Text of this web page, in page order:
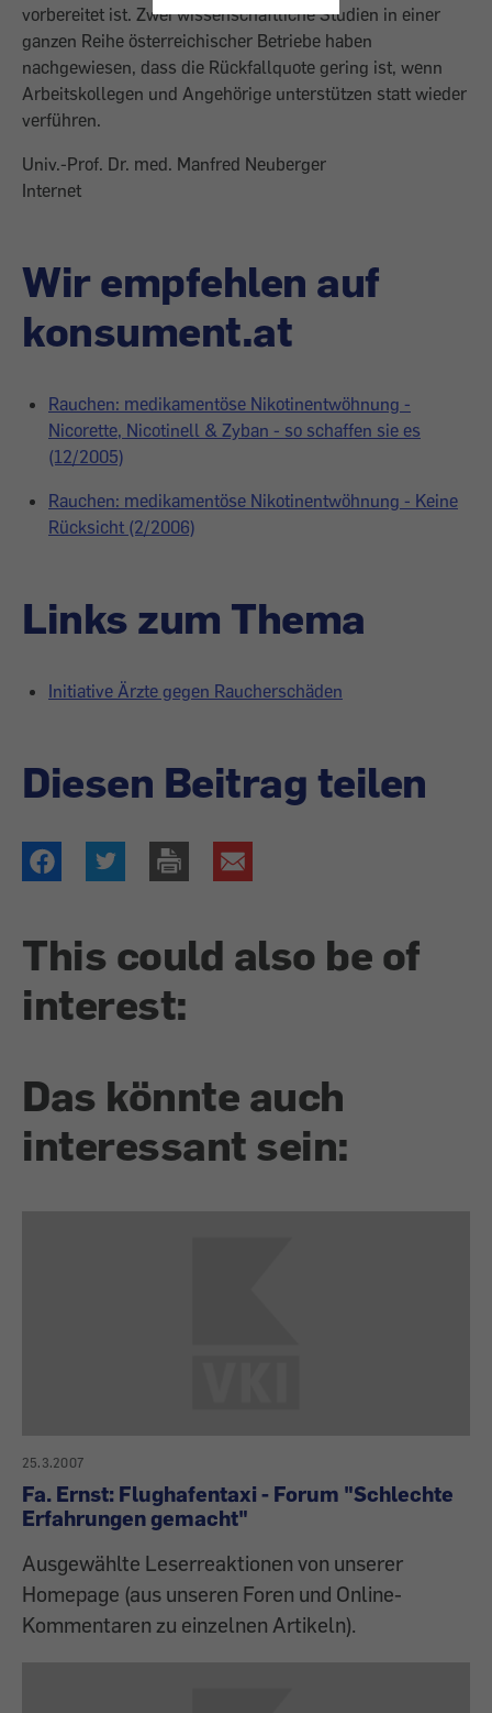
vorbereitet ist. Zwei wissenschaftliche Studien in einer
ganzen Reihe österreichischer Betriebe haben
nachgewiesen, dass die Rückfallquote gering ist, wenn
Arbeitskollegen und Angehörige unterstützen statt wieder
verführen.
Univ.-Prof. Dr. med. Manfred Neuberger
Internet
Wir empfehlen auf
konsument.at
Rauchen: medikamentöse Nikotinentwöhnung -
Nicorette, Nicotinell & Zyban - so schaffen sie es
(12/2005)
Rauchen: medikamentöse Nikotinentwöhnung - Keine
Rücksicht (2/2006)
Links zum Thema
Initiative Ärzte gegen Raucherschäden
Diesen Beitrag teilen
This could also be of
interest:
Das könnte auch
interessant sein:
25.3.2007
Fa. Ernst: Flughafentaxi - Forum "Schlechte
Erfahrungen gemacht"
Ausgewählte Leserreaktionen von unserer
Homepage (aus unseren Foren und Online-
Kommentaren zu einzelnen Artikeln).